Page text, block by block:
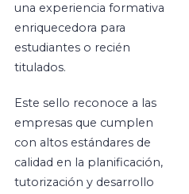
una experiencia formativa
enriquecedora para
estudiantes o recién
titulados.
Este sello reconoce a las
empresas que cumplen
con altos estándares de
calidad en la planificación,
tutorización y desarrollo